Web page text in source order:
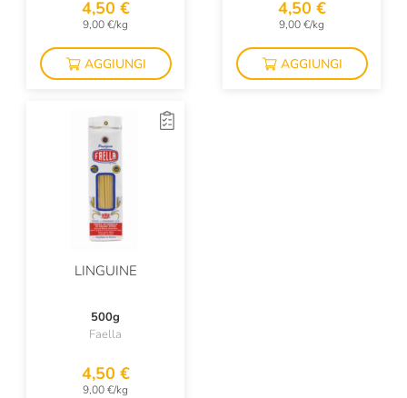
4,50 €
9,00 €/kg
AGGIUNGI
4,50 €
9,00 €/kg
AGGIUNGI
LINGUINE
500g
Faella
4,50 €
9,00 €/kg